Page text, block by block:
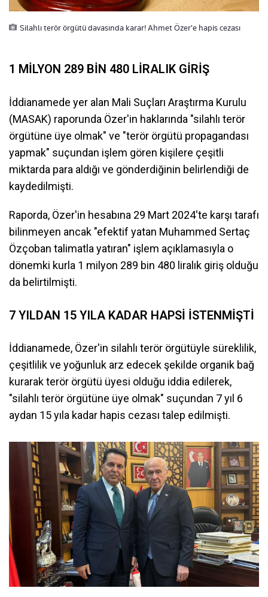
Silahlı terör örgütü davasında karar! Ahmet Özer'e hapis cezası
1 MİLYON 289 BİN 480 LİRALIK GİRİŞ
İddianamede yer alan Mali Suçları Araştırma Kurulu
(MASAK) raporunda Özer'in haklarında "silahlı terör
örgütüne üye olmak" ve "terör örgütü propagandası
yapmak" suçundan işlem gören kişilere çeşitli
miktarda para aldığı ve gönderdiğinin belirlendiği de
kaydedilmişti.
Raporda, Özer'in hesabına 29 Mart 2024'te karşı tarafı
bilinmeyen ancak "efektif yatan Muhammed Sertaç
Özçoban talimatla yatıran" işlem açıklamasıyla o
dönemki kurla 1 milyon 289 bin 480 liralık giriş olduğu
da belirtilmişti.
7 YILDAN 15 YILA KADAR HAPSİ İSTENMİŞTİ
İddianamede, Özer'in silahlı terör örgütüyle süreklilik,
çeşitlilik ve yoğunluk arz edecek şekilde organik bağ
kurarak terör örgütü üyesi olduğu iddia edilerek,
"silahlı terör örgütüne üye olmak" suçundan 7 yıl 6
aydan 15 yıla kadar hapis cezası talep edilmişti.